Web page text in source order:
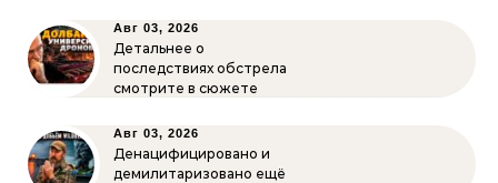
Авг 03, 2026
Детальнее о
последствиях обстрела
смотрите в сюжете
Авг 03, 2026
Денацифицировано и
демилитаризовано ещё